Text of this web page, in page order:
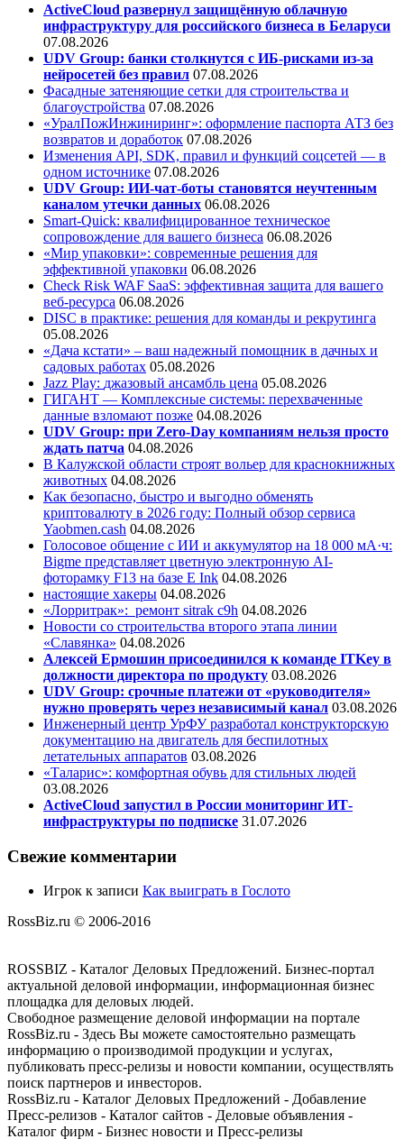
ActiveCloud развернул защищённую облачную
инфраструктуру для российского бизнеса в Беларуси
07.08.2026
UDV Group: банки столкнутся с ИБ-рисками из-за
нейросетей без правил 07.08.2026
Фасадные затеняющие сетки для строительства и
благоустройства 07.08.2026
«УралПожИнжиниринг»: оформление паспорта АТЗ без
возвратов и доработок 07.08.2026
Изменения API, SDK, правил и функций соцсетей — в
одном источнике 07.08.2026
UDV Group: ИИ-чат-боты становятся неучтенным
каналом утечки данных 06.08.2026
Smart-Quick: квалифицированное техническое
сопровождение для вашего бизнеса 06.08.2026
«Мир упаковки»: современные решения для
эффективной упаковки 06.08.2026
Check Risk WAF SaaS: эффективная защита для вашего
веб-ресурса 06.08.2026
DISC в практике: решения для команды и рекрутинга
05.08.2026
«Дача кстати» – ваш надежный помощник в дачных и
садовых работах 05.08.2026
Jazz Play: джазовый ансамбль цена 05.08.2026
ГИГАНТ — Комплексные системы: перехваченные
данные взломают позже 04.08.2026
UDV Group: при Zero-Day компаниям нельзя просто
ждать патча 04.08.2026
В Калужской области строят вольер для краснокнижных
животных 04.08.2026
Как безопасно, быстро и выгодно обменять
криптовалюту в 2026 году: Полный обзор сервиса
Yaobmen.cash 04.08.2026
Голосовое общение с ИИ и аккумулятор на 18 000 мА·ч:
Bigme представляет цветную электронную AI-
фоторамку F13 на базе E Ink 04.08.2026
настоящие хакеры 04.08.2026
«Лорритрак»: ремонт sitrak c9h 04.08.2026
Новости со строительства второго этапа линии
«Славянка» 04.08.2026
Алексей Ермошин присоединился к команде ITKey в
должности директора по продукту 03.08.2026
UDV Group: срочные платежи от «руководителя»
нужно проверять через независимый канал 03.08.2026
Инженерный центр УрФУ разработал конструкторскую
документацию на двигатель для беспилотных
летательных аппаратов 03.08.2026
«Таларис»: комфортная обувь для стильных людей
03.08.2026
ActiveCloud запустил в России мониторинг ИТ-
инфраструктуры по подписке 31.07.2026
Свежие комментарии
Игрок к записи Как выиграть в Гослото
RossBiz.ru © 2006-2016
ROSSBIZ - Каталог Деловых Предложений. Бизнес-портал
актуальной деловой информации, информационная бизнес
площадка для деловых людей.
Свободное размещение деловой информации на портале
RossBiz.ru - Здесь Вы можете самостоятельно размещать
информацию о производимой продукции и услугах,
публиковать пресс-релизы и новости компании, осуществлять
поиск партнеров и инвесторов.
RossBiz.ru - Каталог Деловых Предложений - Добавление
Пресс-релизов - Каталог сайтов - Деловые объявления -
Каталог фирм - Бизнес новости и Пресс-релизы